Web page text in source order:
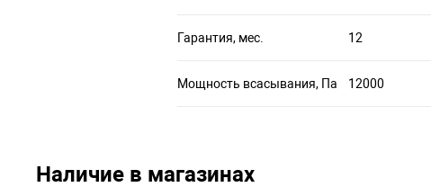
Гарантия, мес. 12
Мощность всасывания, Па 12000
Наличие в магазинах